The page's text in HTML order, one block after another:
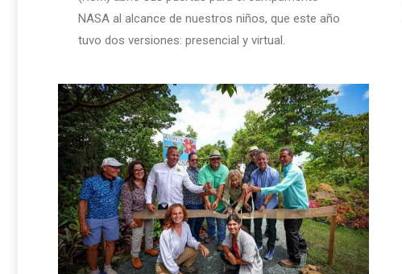
NASA al alcance de nuestros niños, que este año
tuvo dos versiones: presencial y virtual.